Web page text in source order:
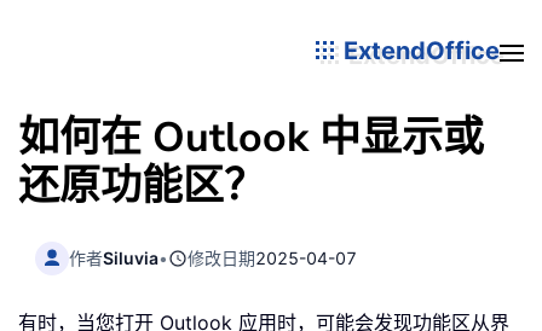
ExtendOffice
如何在 Outlook 中显示或
还原功能区？
作者Siluvia• 修改日期2025-04-07
有时，当您打开 Outlook 应用时，可能会发现功能区从界